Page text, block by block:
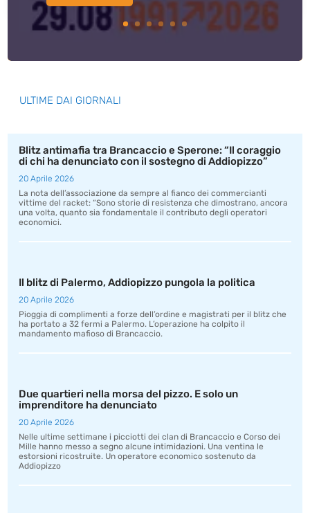
ULTIME DAI GIORNALI
Blitz antimafia tra Brancaccio e Sperone: “Il coraggio
di chi ha denunciato con il sostegno di Addiopizzo”
20 Aprile 2026
La nota dell’associazione da sempre al fianco dei commercianti
vittime del racket: “Sono storie di resistenza che dimostrano, ancora
una volta, quanto sia fondamentale il contributo degli operatori
economici.
Il blitz di Palermo, Addiopizzo pungola la politica
20 Aprile 2026
Pioggia di complimenti a forze dell’ordine e magistrati per il blitz che
ha portato a 32 fermi a Palermo. L’operazione ha colpito il
mandamento mafioso di Brancaccio.
Due quartieri nella morsa del pizzo. E solo un
imprenditore ha denunciato
20 Aprile 2026
Nelle ultime settimane i picciotti dei clan di Brancaccio e Corso dei
Mille hanno messo a segno alcune intimidazioni. Una ventina le
estorsioni ricostruite. Un operatore economico sostenuto da
Addiopizzo